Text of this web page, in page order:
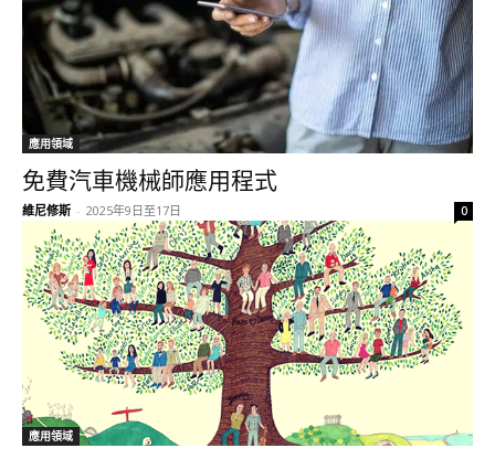
應用領域
免費汽車機械師應用程式
維尼修斯 - 2025年9日至17日 0
應用領域